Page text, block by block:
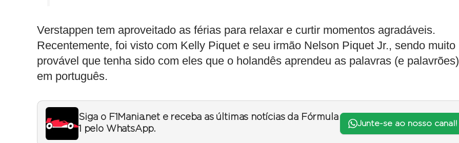
Verstappen tem aproveitado as férias para relaxar e curtir momentos agradáveis.
Recentemente, foi visto com Kelly Piquet e seu irmão Nelson Piquet Jr., sendo muito
provável que tenha sido com eles que o holandês aprendeu as palavras (e palavrões)
em português.
Siga o F1Mania.net e receba as últimas notícias da Fórmula
1 pelo WhatsApp.
Junte-se ao nosso canal!